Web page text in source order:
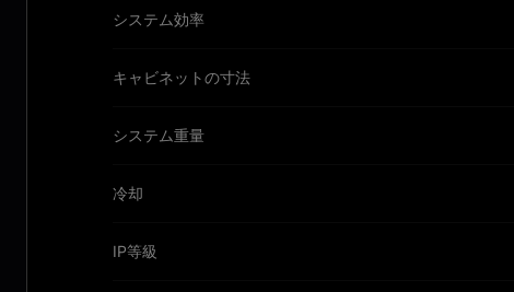
システム効率
キャビネットの寸法
システム重量
冷却
IP等級